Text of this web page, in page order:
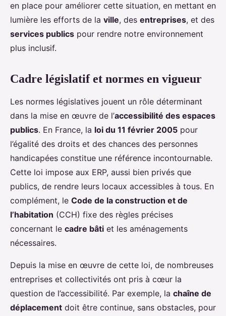
en place pour améliorer cette situation, en mettant en
lumière les efforts de la ville, des entreprises, et des
services publics pour rendre notre environnement
plus inclusif.
Cadre législatif et normes en vigueur
Les normes législatives jouent un rôle déterminant
dans la mise en œuvre de l’accessibilité des espaces
publics. En France, la loi du 11 février 2005 pour
l’égalité des droits et des chances des personnes
handicapées constitue une référence incontournable.
Cette loi impose aux ERP, aussi bien privés que
publics, de rendre leurs locaux accessibles à tous. En
complément, le Code de la construction et de
l’habitation (CCH) fixe des règles précises
concernant le cadre bâti et les aménagements
nécessaires.
Depuis la mise en œuvre de cette loi, de nombreuses
entreprises et collectivités ont pris à cœur la
question de l’accessibilité. Par exemple, la chaîne de
déplacement doit être continue, sans obstacles, pour